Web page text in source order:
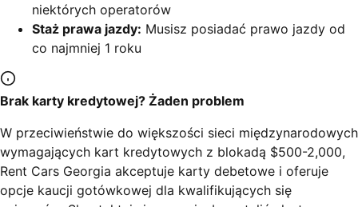
niektórych operatorów
Staż prawa jazdy: Musisz posiadać prawo jazdy od
co najmniej 1 roku
Brak karty kredytowej? Żaden problem
W przeciwieństwie do większości sieci międzynarodowych
wymagających kart kredytowych z blokadą $500-2,000,
Rent Cars Georgia akceptuje karty debetowe i oferuje
opcje kaucji gotówkowej dla kwalifikujących się